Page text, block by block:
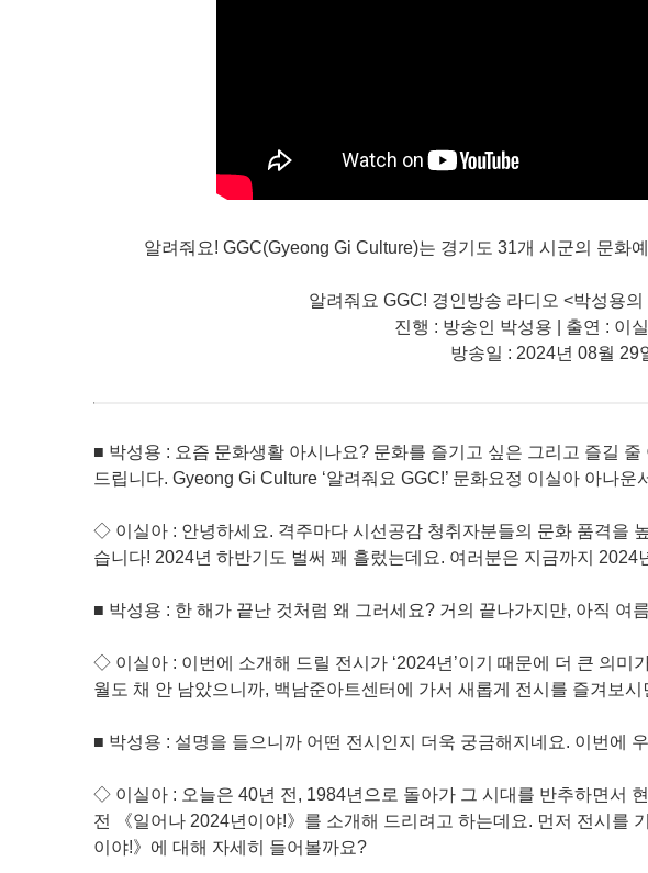
알려줘요! GGC(Gyeong Gi Culture)는 경기도 31개 시군의 문화
알려줘요 GGC! 경인방송 라디오 <박성용
진행 : 방송인 박성용 | 출연 : 이
방송일 : 2024년 08월 29
■ 박성용 : 요즘 문화생활 아시나요? 문화를 즐기고 싶은 그리고 즐길
드립니다. Gyeong Gi Culture ‘알려줘요 GGC!’ 문화요정 이실아 아나
◇ 이실아 : 안녕하세요. 격주마다 시선공감 청취자분들의 문화 품격을
습니다! 2024년 하반기도 벌써 꽤 흘렀는데요. 여러분은 지금까지
■ 박성용 : 한 해가 끝난 것처럼 왜 그러세요? 거의 끝나가지만, 아직 여
◇ 이실아 : 이번에 소개해 드릴 전시가 ‘2024년’이기 때문에 더 큰 의미
월도 채 안 남았으니까, 백남준아트센터에 가서 새롭게 전시를 즐겨보
■ 박성용 : 설명을 들으니까 어떤 전시인지 더욱 궁금해지네요. 이번에
◇ 이실아 : 오늘은 40년 전, 1984년으로 돌아가 그 시대를 반추하면서
전 《일어나 2024년이야!》를 소개해 드리려고 하는데요. 먼저 전시를
이야!》에 대해 자세히 들어볼까요?